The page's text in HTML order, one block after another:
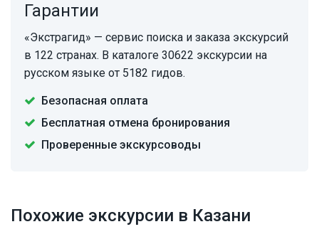
Гарантии
«Экстрагид» — сервис поиска и заказа экскурсий
в 122 странах. В каталоге 30622 экскурсии на
русском языке от 5182 гидов.
Безопасная оплата
Бесплатная отмена бронирования
Проверенные экскурсоводы
Похожие экскурсии в Казани